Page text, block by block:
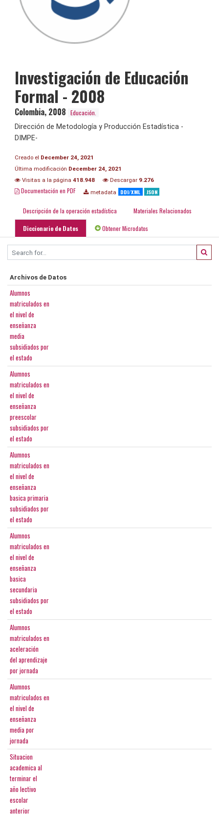
Investigación de Educación
Formal - 2008
Colombia, 2008 Educación.
Dirección de Metodología y Producción Estadística -
DIMPE-
Creado el December 24, 2021
Última modificación December 24, 2021
Visitas a la página 418.948 Descargar 9.276
Documentación en PDF metadata DDI/XML JSON
Descripción de la operación estadística Materiales Relacionados
Diccionario de Datos Obtener Microdatos
Archivos de Datos
Alumnos
matriculados en
el nivel de
enseñanza
media
subsidiados por
el estado
Alumnos
matriculados en
el nivel de
enseñanza
preescolar
subsidiados por
el estado
Alumnos
matriculados en
el nivel de
enseñanza
basica primaria
subsidiados por
el estado
Alumnos
matriculados en
el nivel de
enseñanza
basica
secundaria
subsidiados por
el estado
Alumnos
matriculados en
aceleración
del aprendizaje
por jornada
Alumnos
matriculados en
el nivel de
enseñanza
media por
jornada
Situacion
academica al
terminar el
año lectivo
escolar
anterior